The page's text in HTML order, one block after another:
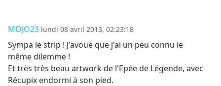
MOJO23 lundi 08 avril 2013, 02:23:18
Sympa le strip ! J'avoue que j'ai un peu connu le
même dilemme !
Et très très beau artwork de l'Epée de Légende, avec
Récupix endormi à son pied.